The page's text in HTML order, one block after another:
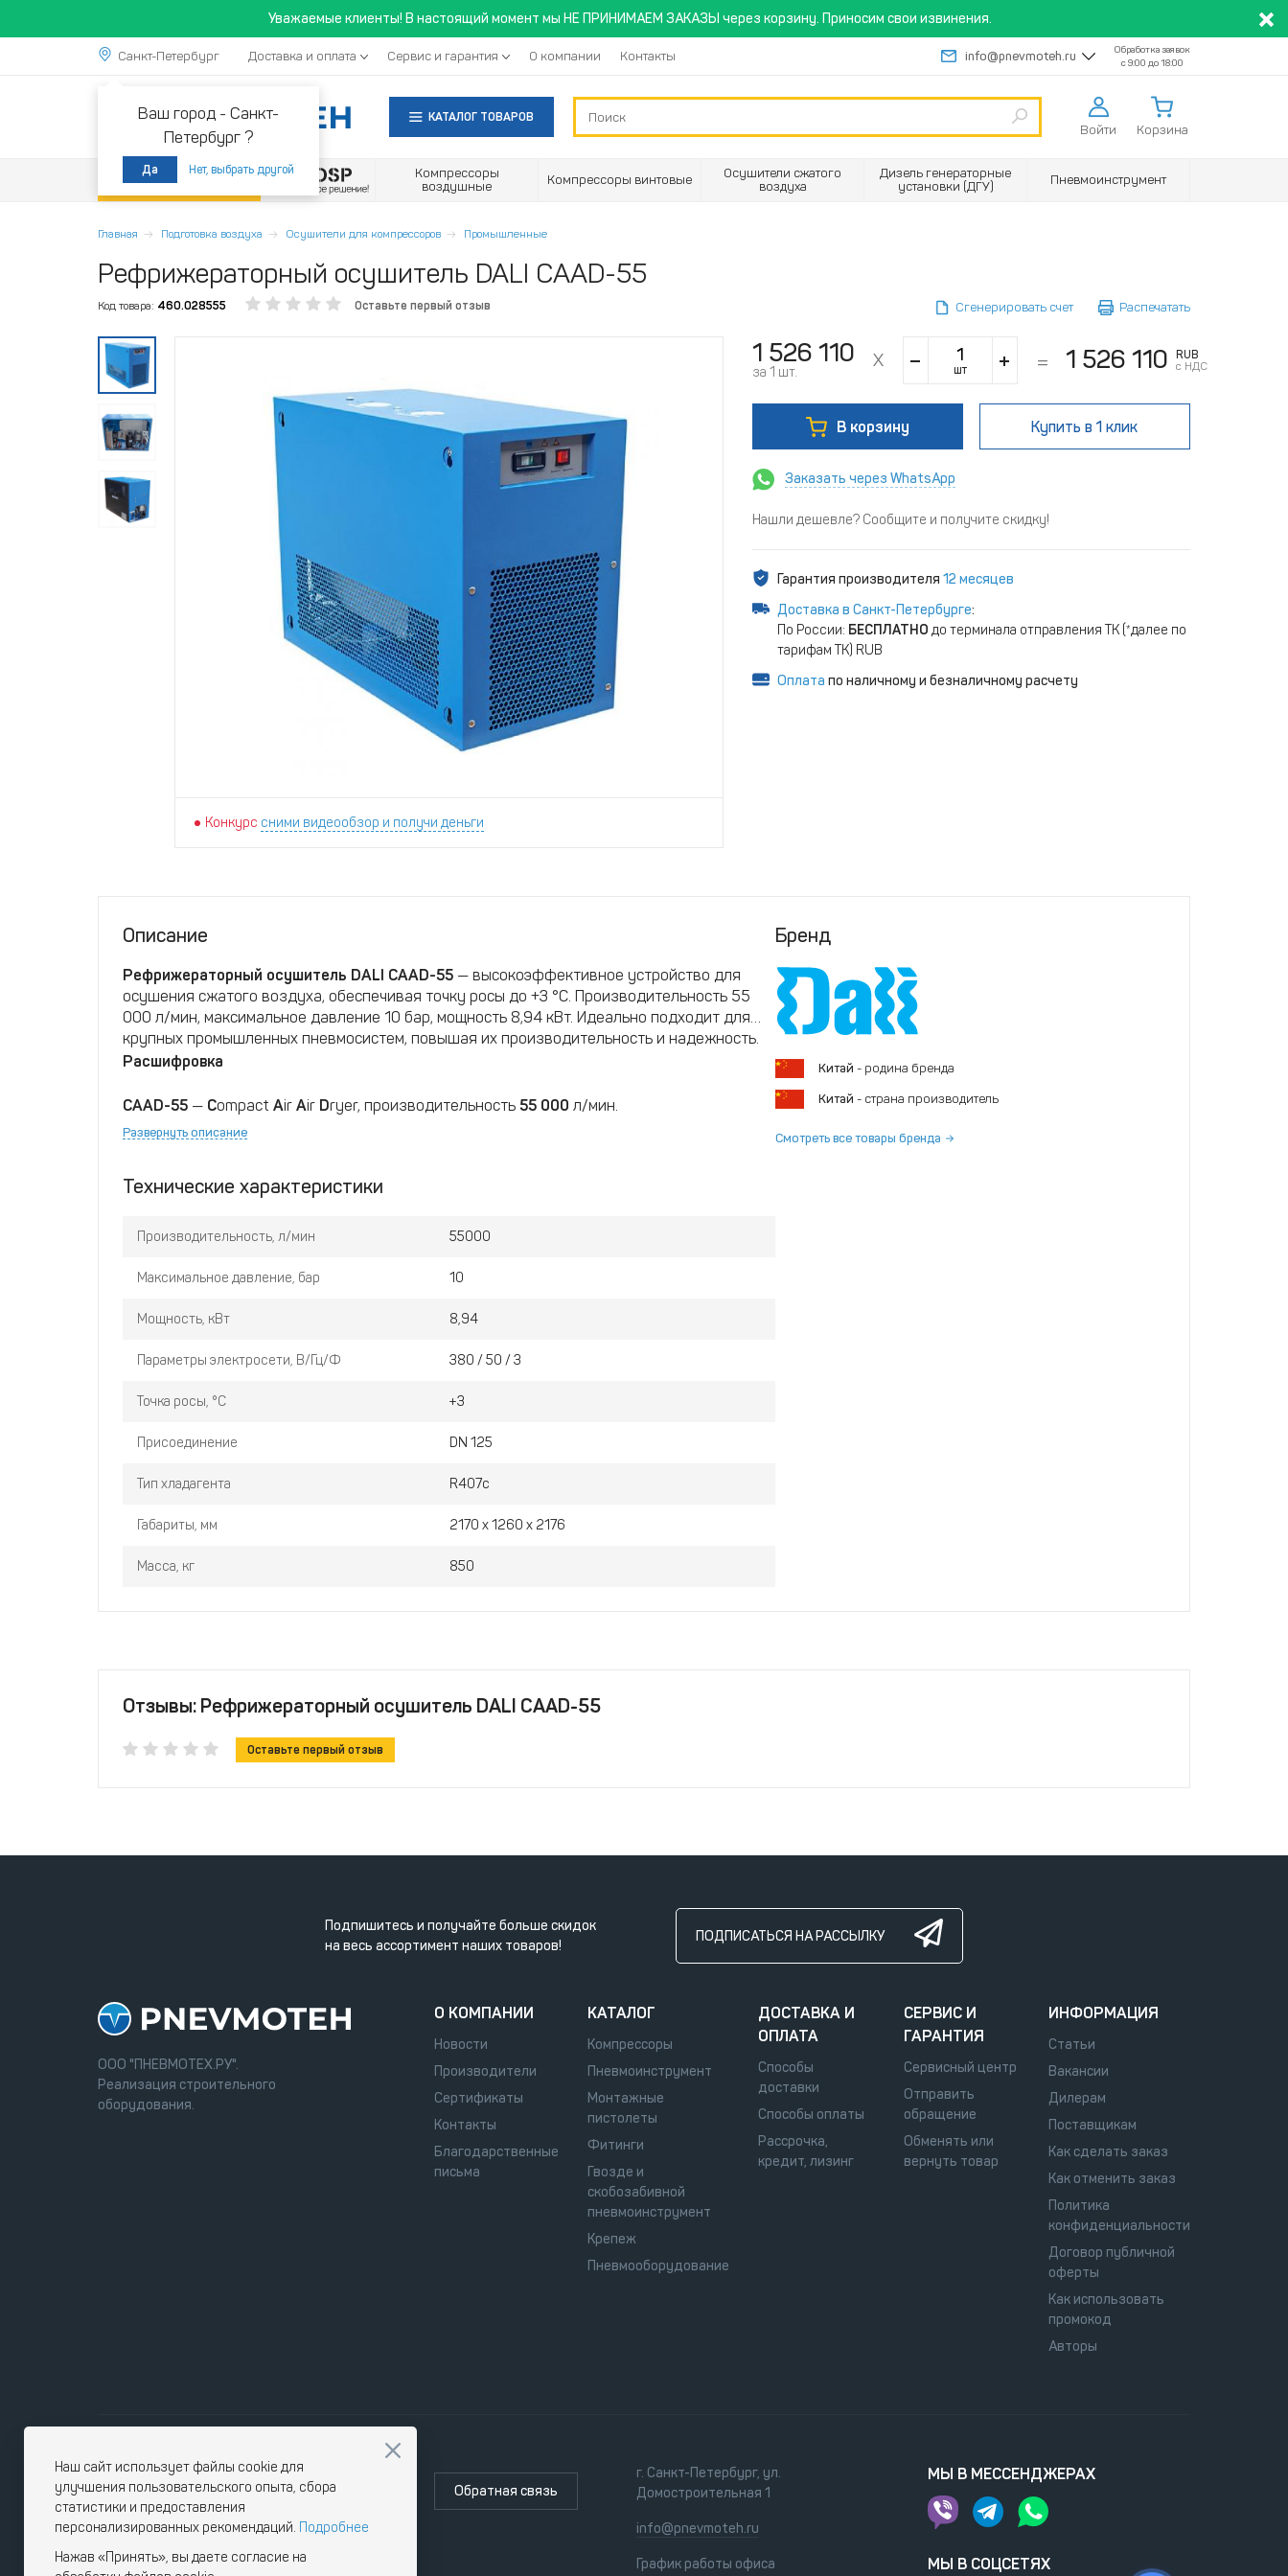
Уважаемые клиенты! В настоящий момент мы НЕ ПРИНИМАЕМ ЗАКАЗЫ через корзину. Приносим свои извинения.
Санкт-Петербург
Ваш город - Санкт-
Петербург ?
Да Нет, выбрать другой
Доставка и оплата Сервис и гарантия О компании Контакты info@pnevmoteh.ru
Обработка заявок
с 9:00 до 18:00
КАТАЛОГ ТОВАРОВ
Войти Корзина
Акции
Компрессоры
воздушные
Компрессоры винтовые
Осушители сжатого
воздуха
Дизель генераторные
установки (ДГУ)
Пневмоинструмент
Главная Подготовка воздуха Осушители для компрессоров Промышленные
Рефрижераторный осушитель DALI CAAD-55
Код товара: 460.028555 Оставьте первый отзыв Сгенерировать счет Распечатать
Конкурс сними видеообзор и получи деньги
1 526 110
за 1 шт. шт 1 526 110
RUB
с НДС
В корзину Купить в 1 клик
Заказать через WhatsApp
Нашли дешевле? Сообщите и получите скидку!
Гарантия производителя 12 месяцев
Доставка в Санкт-Петербурге:
По России: БЕСПЛАТНО до терминала отправления ТК (*далее по
тарифам ТК) RUB
Оплата по наличному и безналичному расчету
Описание
Рефрижераторный осушитель DALI CAAD-55 — высокоэффективное устройство для
осушения сжатого воздуха, обеспечивая точку росы до +3 °C. Производительность 55
000 л/мин, максимальное давление 10 бар, мощность 8,94 кВт. Идеально подходит для
крупных промышленных пневмосистем, повышая их производительность и надежность.
Расшифровка
CAAD-55 — Compact Air Air Dryer, производительность 55 000 л/мин.
Развернуть описание
Технические характеристики
Производительность, л/мин 55000
Максимальное давление, бар 10
Мощность, кВт 8,94
Параметры электросети, В/Гц/Ф 380 / 50 / 3
Точка росы, °C +3
Присоединение DN 125
Тип хладагента R407c
Габариты, мм 2170 х 1260 х 2176
Масса, кг 850
Бренд
Китай - родина бренда
Китай - страна производитель
Смотреть все товары бренда
Отзывы: Рефрижераторный осушитель DALI CAAD-55
Оставьте первый отзыв
Подпишитесь и получайте больше скидок
на весь ассортимент наших товаров!
ПОДПИСАТЬСЯ НА РАССЫЛКУ
ООО "ПНЕВМОТЕХ.РУ".
Реализация строительного
оборудования.
О КОМПАНИИ
Новости
Производители
Сертификаты
Контакты
Благодарственные
письма
КАТАЛОГ
Компрессоры
Пневмоинструмент
Монтажные
пистолеты
Фитинги
Гвозде и
скобозабивной
пневмоинструмент
Крепеж
Пневмооборудование
ДОСТАВКА И
ОПЛАТА
Способы
доставки
Способы оплаты
Рассрочка,
кредит, лизинг
СЕРВИС И
ГАРАНТИЯ
Сервисный центр
Отправить
обращение
Обменять или
вернуть товар
ИНФОРМАЦИЯ
Статьи
Вакансии
Дилерам
Поставщикам
Как сделать заказ
Как отменить заказ
Политика
конфиденциальности
Договор публичной
оферты
Как использовать
промокод
Авторы
Обратная связь
г. Санкт-Петербург, ул.
Домостроительная 1
info@pnevmoteh.ru
График работы офиса
МЫ В МЕССЕНДЖЕРАХ
МЫ В СОЦСЕТЯХ
Наш сайт использует файлы cookie для
улучшения пользовательского опыта, сбора
статистики и предоставления
персонализированных рекомендаций. Подробнее
Нажав «Принять», вы даете согласие на